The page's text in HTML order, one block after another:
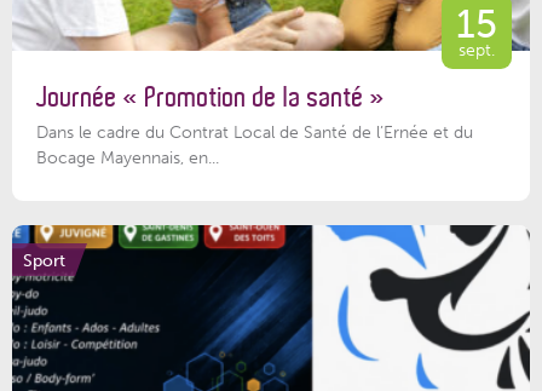
15
sept.
Journée « Promotion de la santé »
Dans le cadre du Contrat Local de Santé de l’Ernée et du
Bocage Mayennais, en...
Sport